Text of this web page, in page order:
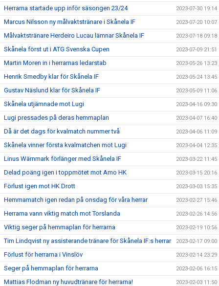
Herrarna startade upp inför säsongen 23/24 2023-07-30 19:14
Marcus Nilsson ny målvaktstränare i Skånela IF 2023-07-20 10:07
Målvaktstränare Herdeiro Lucau lämnar Skånela IF 2023-07-18 09:18
Skånela först ut i ATG Svenska Cupen 2023-07-09 21:51
Martin Moren in i herrarnas ledarstab 2023-05-26 13:23
Henrik Smedby klar för Skånela IF 2023-05-24 13:45
Gustav Näslund klar för Skånela IF 2023-05-09 11:06
Skånela utjämnade mot Lugi 2023-04-16 09:30
Lugi pressades på deras hemmaplan 2023-04-07 16:40
Då är det dags för kvalmatch nummer två 2023-04-06 11:09
Skånela vinner första kvalmatchen mot Lugi 2023-04-04 12:35
Linus Wärnmark förlänger med Skånela IF 2023-03-22 11:45
Delad poäng igen i toppmötet mot Amo HK 2023-03-15 20:16
Förlust igen mot HK Drott 2023-03-03 15:35
Hemmamatch igen redan på onsdag för våra herrar 2023-02-27 15:46
Herrarna vann viktig match mot Torslanda 2023-02-26 14:56
Viktig seger på hemmaplan för herrarna 2023-02-19 10:56
Tim Lindqvist ny assisterande tränare för Skånela IF:s herrar 2023-02-17 09:00
Förlust för herrarna i Vinslöv 2023-02-14 23:29
Seger på hemmaplan för herrarna 2023-02-06 16:15
Mattias Flodman ny huvudtränare för herrarna! 2023-02-03 11:50